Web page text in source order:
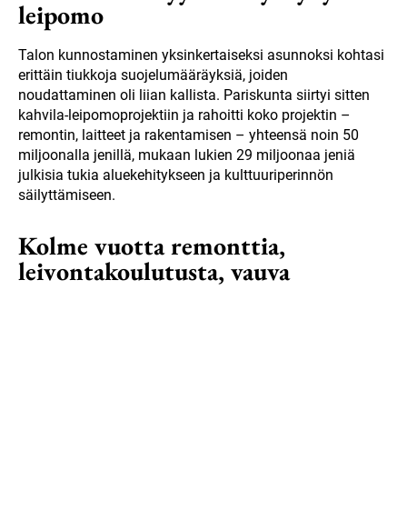
leipomo
Talon kunnostaminen yksinkertaiseksi asunnoksi kohtasi
erittäin tiukkoja suojelumääräyksiä, joiden
noudattaminen oli liian kallista. Pariskunta siirtyi sitten
kahvila-leipomoprojektiin ja rahoitti koko projektin –
remontin, laitteet ja rakentamisen – yhteensä noin 50
miljoonalla jenillä, mukaan lukien 29 miljoonaa jeniä
julkisia tukia aluekehitykseen ja kulttuuriperinnön
säilyttämiseen.
Kolme vuotta remonttia,
leivontakoulutusta, vauva